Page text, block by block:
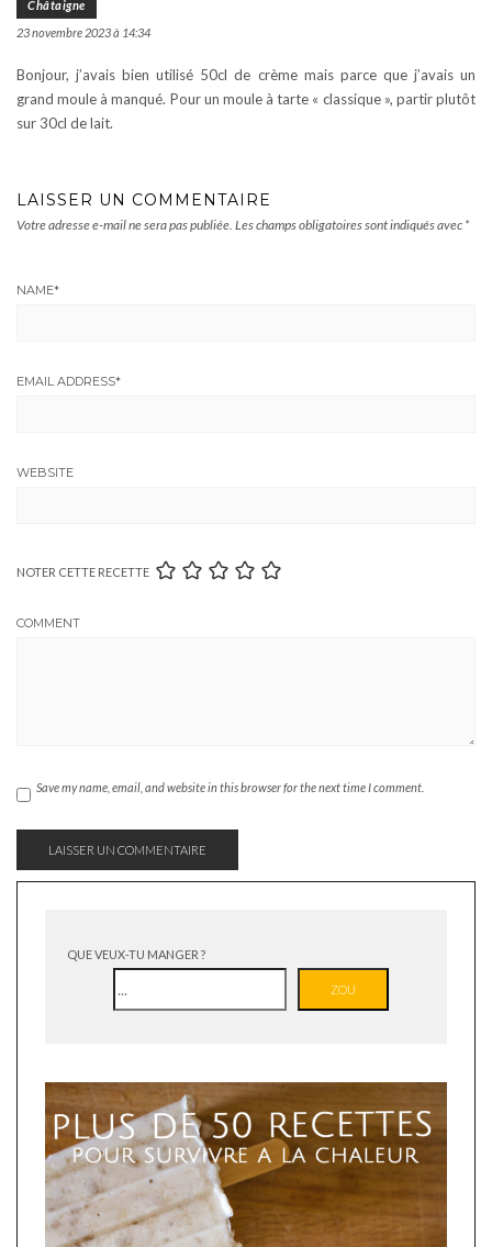
Châtaigne
23 novembre 2023 à 14:34
Bonjour, j’avais bien utilisé 50cl de crème mais parce que j’avais un
grand moule à manqué. Pour un moule à tarte « classique », partir plutôt
sur 30cl de lait.
LAISSER UN COMMENTAIRE
Votre adresse e-mail ne sera pas publiée. Les champs obligatoires sont indiqués avec *
NAME*
EMAIL ADDRESS*
WEBSITE
NOTER CETTE RECETTE
COMMENT
Save my name, email, and website in this browser for the next time I comment.
QUE VEUX-TU MANGER ?
ZOU